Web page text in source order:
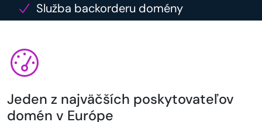
Služba backorderu domény
Jeden z najväčších poskytovateľov
domén v Európe